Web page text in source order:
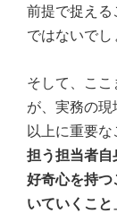
前提で捉える
ではないでし
そして、こ
が、実務の
以上に重要な
担う担当者自
好奇心を持つ
いていくこと